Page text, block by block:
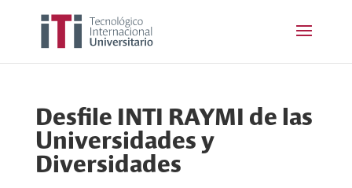
Desfile INTI RAYMI de las
Universidades y
Diversidades